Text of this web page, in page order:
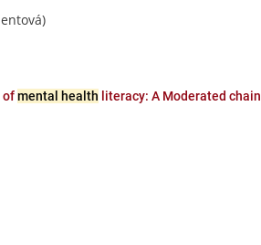
ofmental health literacy: A Moderated chain